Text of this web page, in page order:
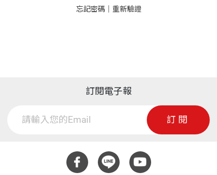
忘記密碼｜ 重新驗證
訂閱電子報
訂閱